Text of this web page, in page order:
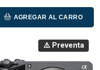
AGREGAR AL CARRO
⚠️ Preventa